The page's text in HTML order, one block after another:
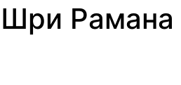
Шри Рамана